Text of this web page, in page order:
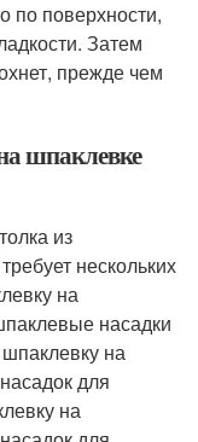
по поверхности,
Затем
прежде чем
шпаклевке
из
нескольких
на
насадки
на
для
на